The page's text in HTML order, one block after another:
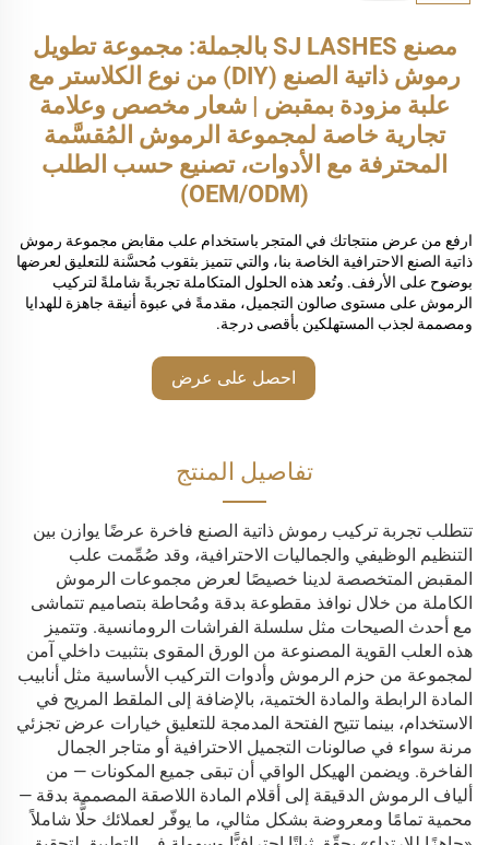
مصنع SJ LASHES بالجملة: مجموعة تطويل
رموش ذاتية الصنع (DIY) من نوع الكلاستر مع
علبة مزودة بمقبض | شعار مخصص وعلامة
تجارية خاصة لمجموعة الرموش المُقسَّمة
المحترفة مع الأدوات، تصنيع حسب الطلب
(OEM/ODM)
ارفع من عرض منتجاتك في المتجر باستخدام علب مقابض مجموعة رموش
ذاتية الصنع الاحترافية الخاصة بنا، والتي تتميز بثقوب مُحسَّنة للتعليق لعرضها
بوضوح على الأرفف. وتُعد هذه الحلول المتكاملة تجربةً شاملةً لتركيب
الرموش على مستوى صالون التجميل، مقدمةً في عبوة أنيقة جاهزة للهدايا
ومصممة لجذب المستهلكين بأقصى درجة.
احصل على عرض
تفاصيل المنتج
تتطلب تجربة تركيب رموش ذاتية الصنع فاخرة عرضًا يوازن بين
التنظيم الوظيفي والجماليات الاحترافية، وقد صُمِّمت علب
المقبض المتخصصة لدينا خصيصًا لعرض مجموعات الرموش
الكاملة من خلال نوافذ مقطوعة بدقة ومُحاطة بتصاميم تتماشى
مع أحدث الصيحات مثل سلسلة الفراشات الرومانسية. وتتميز
هذه العلب القوية المصنوعة من الورق المقوى بتثبيت داخلي آمن
لمجموعة من حزم الرموش وأدوات التركيب الأساسية مثل أنابيب
المادة الرابطة والمادة الختمية، بالإضافة إلى الملقط المريح في
الاستخدام، بينما تتيح الفتحة المدمجة للتعليق خيارات عرض تجزئي
مرنة سواء في صالونات التجميل الاحترافية أو متاجر الجمال
الفاخرة. ويضمن الهيكل الواقي أن تبقى جميع المكونات — من
ألياف الرموش الدقيقة إلى أقلام المادة اللاصقة المصممة بدقة —
محمية تمامًا ومعروضة بشكل مثالي، ما يوفّر لعملائك حلًّا شاملاً